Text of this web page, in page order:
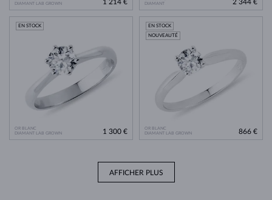
DIAMANT LAB GROWN
1 214 €
DIAMANT
2 344 €
OR BLANC
DIAMANT LAB GROWN
EN STOCK
1 300 €
OR BLANC
DIAMANT LAB GROWN
EN STOCK
NOUVEAUTÉ
866 €
AFFICHER PLUS